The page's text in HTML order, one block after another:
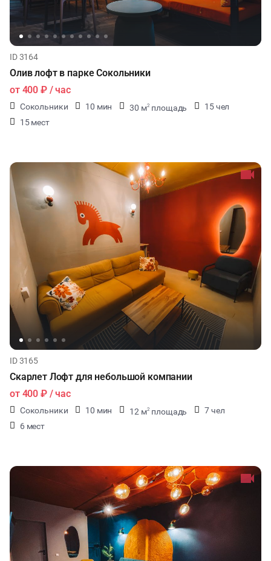
ID 3164
Олив лофт в парке Сокольники
от 400 ₽/ час
Сокольники 10 мин 30 м2 площадь
15 чел
15 мест
ID 3165
Скарлет Лофт для небольшой компании
от 400 ₽/ час
Сокольники 10 мин 12 м2 площадь
7 чел
6 мест